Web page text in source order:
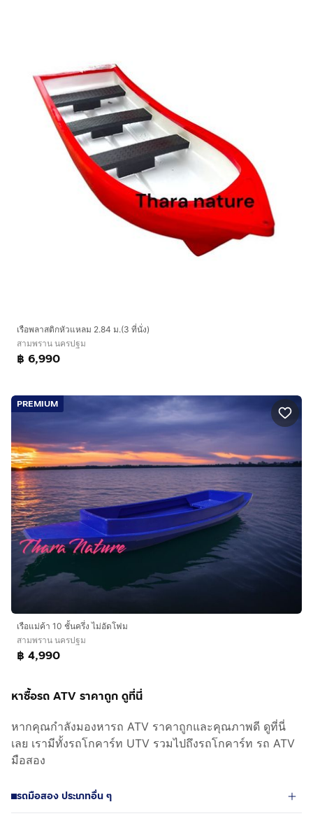
เรือพลาสติกหัวแหลม 2.84 ม.(3 ที่นั่ง)
สามพราน นครปฐม
฿ 6,990
PREMIUM
เรือแม่ค้า 10 ชั้นครึ่ง ไม่อัดโฟม
สามพราน นครปฐม
฿ 4,990
หาซื้อรถ ATV ราคาถูก ดูที่นี่
หากคุณกำลังมองหารถ ATV ราคาถูกและคุณภาพดี ดูที่นี่
เลย เรามีทั้งรถโกคาร์ท UTV รวมไปถึงรถโกคาร์ท รถ ATV
มือสอง
รถมือสอง ประเภทอื่น ๆ